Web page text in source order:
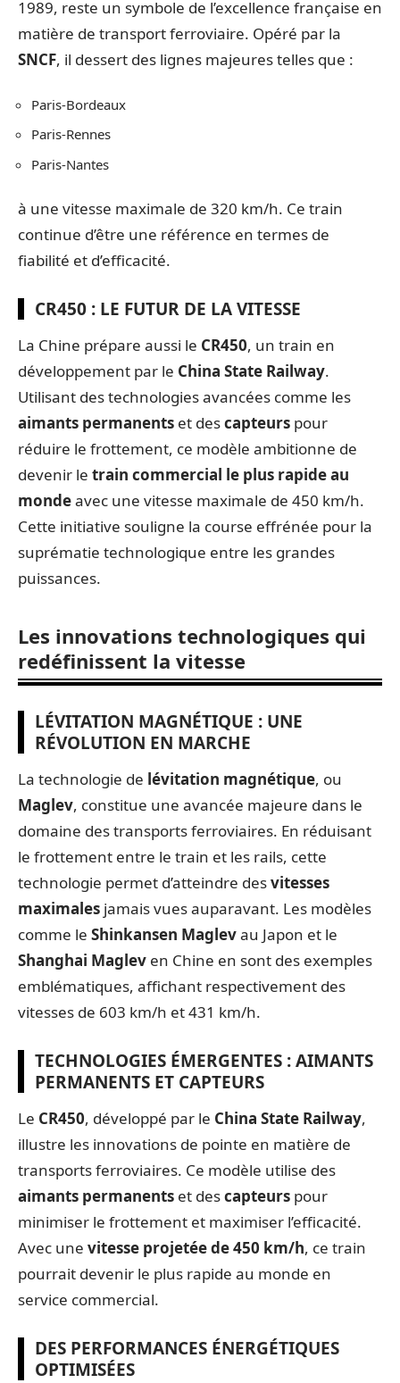
1989, reste un symbole de l’excellence française en
matière de transport ferroviaire. Opéré par la
SNCF, il dessert des lignes majeures telles que :
Paris-Bordeaux
Paris-Rennes
Paris-Nantes
à une vitesse maximale de 320 km/h. Ce train
continue d’être une référence en termes de
fiabilité et d’efficacité.
CR450 : LE FUTUR DE LA VITESSE
La Chine prépare aussi le CR450, un train en
développement par le China State Railway.
Utilisant des technologies avancées comme les
aimants permanents et descapteurs pour
réduire le frottement, ce modèle ambitionne de
devenir le train commercial le plus rapide au
mondeavec une vitesse maximale de 450 km/h.
Cette initiative souligne la course effrénée pour la
suprématie technologique entre les grandes
puissances.
Les innovations technologiques qui
redéfinissent la vitesse
LÉVITATION MAGNÉTIQUE : UNE
RÉVOLUTION EN MARCHE
La technologie de lévitation magnétique, ou
Maglev, constitue une avancée majeure dans le
domaine des transports ferroviaires. En réduisant
le frottement entre le train et les rails, cette
technologie permet d’atteindre desvitesses
maximales jamais vues auparavant. Les modèles
comme le Shinkansen Maglevau Japon et le
Shanghai Maglev en Chine en sont des exemples
emblématiques, affichant respectivement des
vitesses de 603 km/h et 431 km/h.
TECHNOLOGIES ÉMERGENTES : AIMANTS
PERMANENTS ET CAPTEURS
Le CR450, développé par le China State Railway,
illustre les innovations de pointe en matière de
transports ferroviaires. Ce modèle utilise des
aimants permanents et descapteurs pour
minimiser le frottement et maximiser l’efficacité.
Avec une vitesse projetée de 450 km/h, ce train
pourrait devenir le plus rapide au monde en
service commercial.
DES PERFORMANCES ÉNERGÉTIQUES
OPTIMISÉES